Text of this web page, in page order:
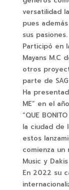
versatilidad
pues
sus pasiones.
Participó en
Mayans M.C
otros
parte de
Ha
ME” en el
“QUE
la ciudad de
estos
comienza un
Music y
En 2022 su